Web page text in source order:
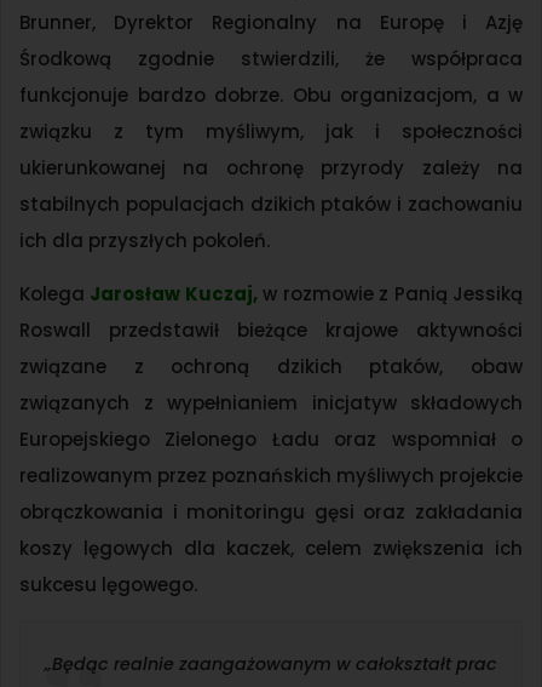
Brunner, Dyrektor Regionalny na Europę i Azję
Środkową zgodnie stwierdzili, że współpraca
funkcjonuje bardzo dobrze. Obu organizacjom, a w
związku z tym myśliwym, jak i społeczności
ukierunkowanej na ochronę przyrody zależy na
stabilnych populacjach dzikich ptaków i zachowaniu
ich dla przyszłych pokoleń.
Kolega Jarosław Kuczaj,w rozmowie z Panią Jessiką
Roswall przedstawił bieżące krajowe aktywności
związane z ochroną dzikich ptaków, obaw
związanych z wypełnianiem inicjatyw składowych
Europejskiego Zielonego Ładu oraz wspomniał o
realizowanym przez poznańskich myśliwych projekcie
obrączkowania i monitoringu gęsi oraz zakładania
koszy lęgowych dla kaczek, celem zwiększenia ich
sukcesu lęgowego.
„Będąc realnie zaangażowanym w całokształt prac